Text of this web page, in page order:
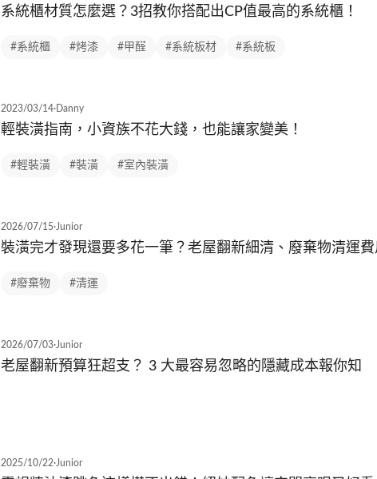
系統櫃材質怎麼選？3招教你搭配出CP值最高的系統櫃！
#系統櫃 #烤漆 #甲醛 #系統板材 #系統板
2023/03/14· Danny
輕裝潢指南，小資族不花大錢，也能讓家變美！
#輕裝潢 #裝潢 #室內裝潢
2026/07/15·Junior
裝潢完才發現還要多花一筆？老屋翻新細清、廢棄物清運
#廢棄物 #清運
2026/07/03·Junior
老屋翻新預算狂超支？ 3 大最容易忽略的隱藏成本報你知
2025/10/22·Junior